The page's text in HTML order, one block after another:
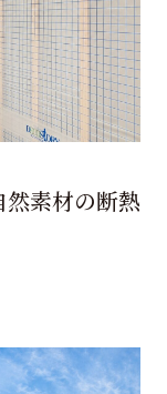
然素材の断熱